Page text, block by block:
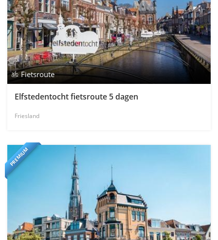
Fietsroute
Elfstedentocht fietsroute 5 dagen
Friesland
PREMIUM